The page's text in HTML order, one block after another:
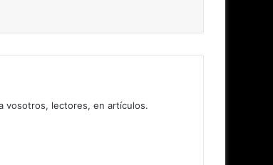
vosotros, lectores, en artículos.